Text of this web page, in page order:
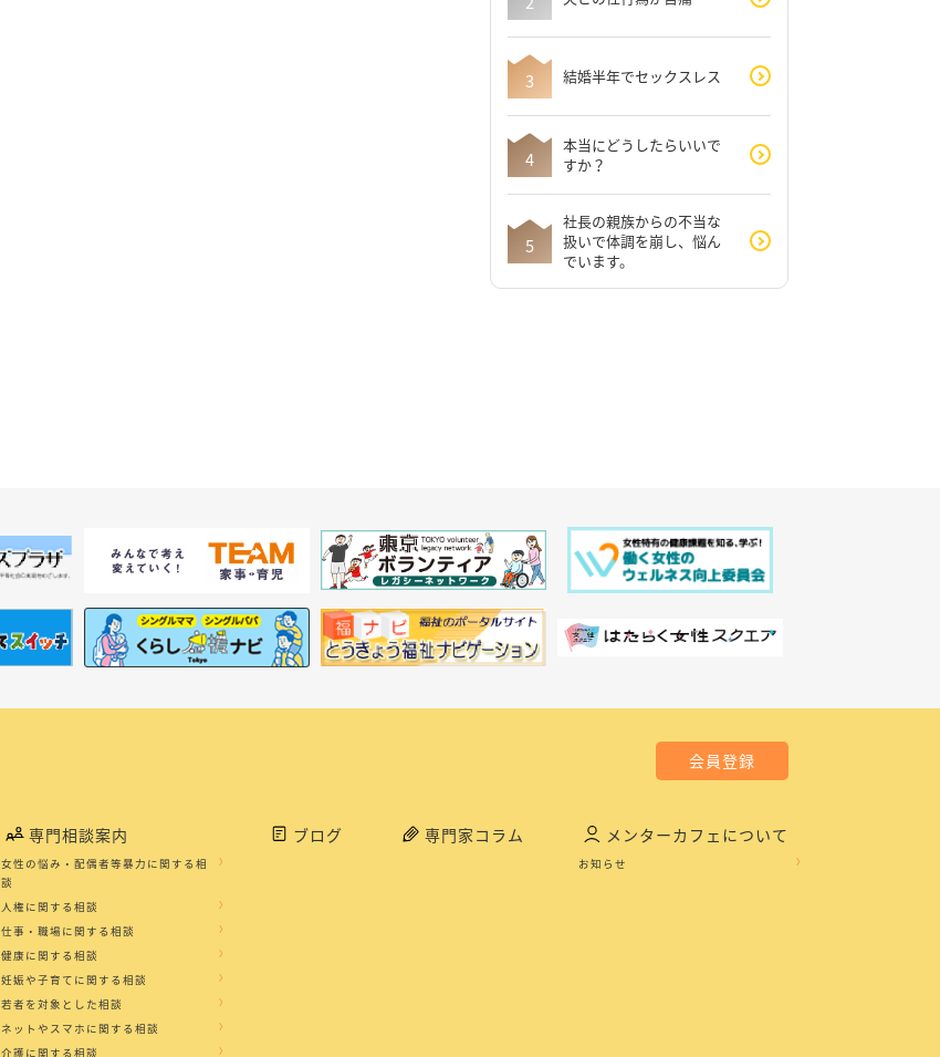
結婚半年でセックスレス
本当にどうしたらいいで
すか？
社長の親族からの不当な
扱いで体調を崩し、悩ん
でいます。
会員登録
専門相談案内
女性の悩み・配偶者等暴力に関する相
談
人権に関する相談
仕事・職場に関する相談
健康に関する相談
妊娠や子育てに関する相談
若者を対象とした相談
ネットやスマホに関する相談
介護に関する相談
ブログ 専門家コラム メンターカフェについて
お知らせ